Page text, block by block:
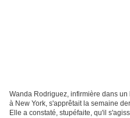
Wanda Rodriguez, infirmière dans
à New York, s'apprêtait la semaine
Elle a constaté, stupéfaite, qu'il